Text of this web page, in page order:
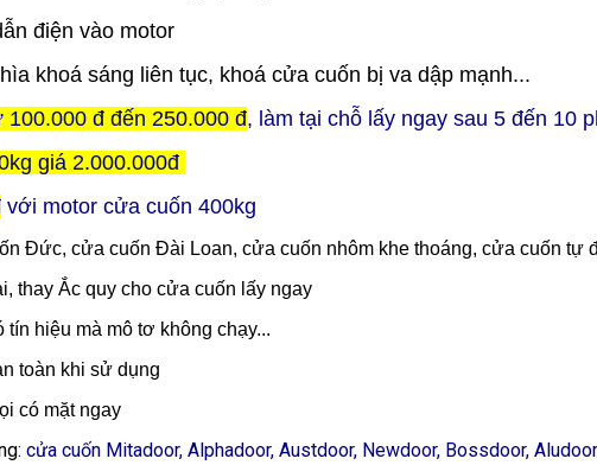
điện vào motor
khoá sáng liên tục, khoá cửa cuốn bị va dập mạnh...
đ đến 250.000 đ, làm tại chỗ lấy ngay sau 5 đến 10
giá 2.000.000đ
với motor cửa cuốn 400kg
Đức, cửa cuốn Đài Loan, cửa cuốn nhôm khe thoáng, cửa cuốn tự
thay Ắc quy cho cửa cuốn lấy ngay
hiệu mà mô tơ không chạy...
toàn khi sử dụng
có mặt ngay
cửa cuốn Mitadoor, Alphadoor, Austdoor, Newdoor, Bossdoor,